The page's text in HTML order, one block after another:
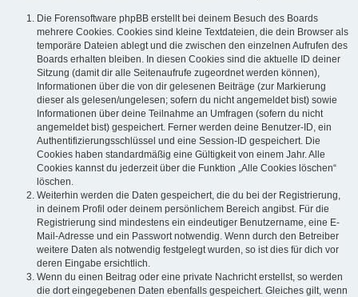
Die Forensoftware phpBB erstellt bei deinem Besuch des Boards
mehrere Cookies. Cookies sind kleine Textdateien, die dein Browser als
temporäre Dateien ablegt und die zwischen den einzelnen Aufrufen des
Boards erhalten bleiben. In diesen Cookies sind die aktuelle ID deiner
Sitzung (damit dir alle Seitenaufrufe zugeordnet werden können),
Informationen über die von dir gelesenen Beiträge (zur Markierung
dieser als gelesen/ungelesen; sofern du nicht angemeldet bist) sowie
Informationen über deine Teilnahme an Umfragen (sofern du nicht
angemeldet bist) gespeichert. Ferner werden deine Benutzer-ID, ein
Authentifizierungsschlüssel und eine Session-ID gespeichert. Die
Cookies haben standardmäßig eine Gültigkeit von einem Jahr. Alle
Cookies kannst du jederzeit über die Funktion „Alle Cookies löschen“
löschen.
Weiterhin werden die Daten gespeichert, die du bei der Registrierung,
in deinem Profil oder deinem persönlichem Bereich angibst. Für die
Registrierung sind mindestens ein eindeutiger Benutzername, eine E-
Mail-Adresse und ein Passwort notwendig. Wenn durch den Betreiber
weitere Daten als notwendig festgelegt wurden, so ist dies für dich vor
deren Eingabe ersichtlich.
Wenn du einen Beitrag oder eine private Nachricht erstellst, so werden
die dort eingegebenen Daten ebenfalls gespeichert. Gleiches gilt, wenn